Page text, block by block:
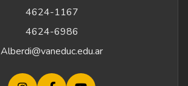
4624-1167
4624-6986
Alberdi@vaneduc.edu.ar